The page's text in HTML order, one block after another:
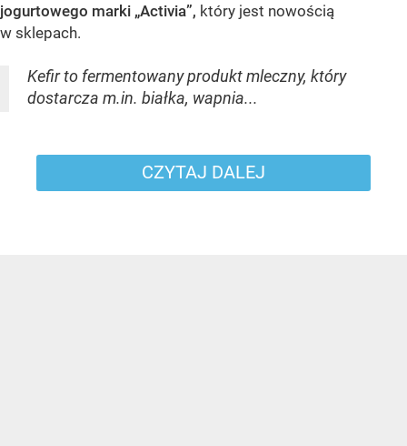
jogurtowego marki „Activia”, który jest nowością
w sklepach.
Kefir to fermentowany produkt mleczny, który
dostarcza m.in. białka, wapnia...
CZYTAJ DALEJ